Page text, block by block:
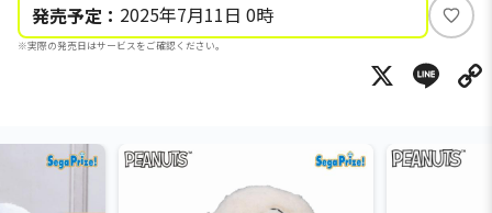
発売予定： 2025年7月11日 0時
※実際の発売日はサービスをご確認ください。
い
ね
X